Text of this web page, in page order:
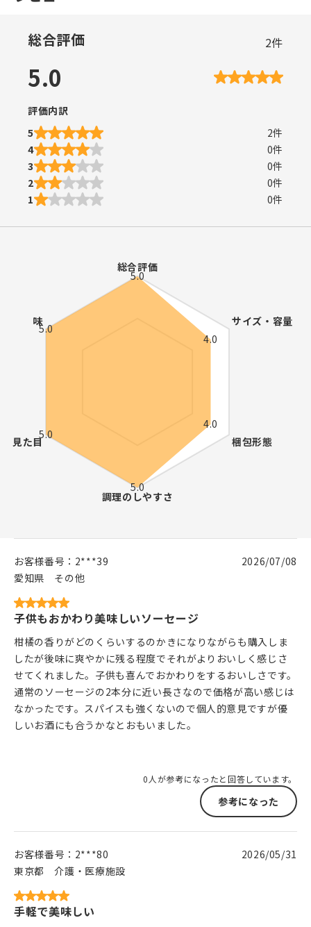
総合評価 2件
5.0
評価内訳
5
2件
4
0件
3
0件
2
0件
1
0件
お客様番号： 2***39
愛知県
その他
2026/07/08
子供もおかわり美味しいソーセージ
柑橘の香りがどのくらいするのかきになりながらも購入しま
したが後味に爽やかに残る程度でそれがよりおいしく感じさ
せてくれました。子供も喜んでおかわりをするおいしさです。
通常のソーセージの2本分に近い長さなので価格が高い感じは
なかったです。スパイスも強くないので個人的意見ですが優
しいお酒にも合うかなとおもいました。
0人が参考になったと回答しています。
参考になった
お客様番号： 2***80
東京都
介護・医療施設
2026/05/31
手軽で美味しい